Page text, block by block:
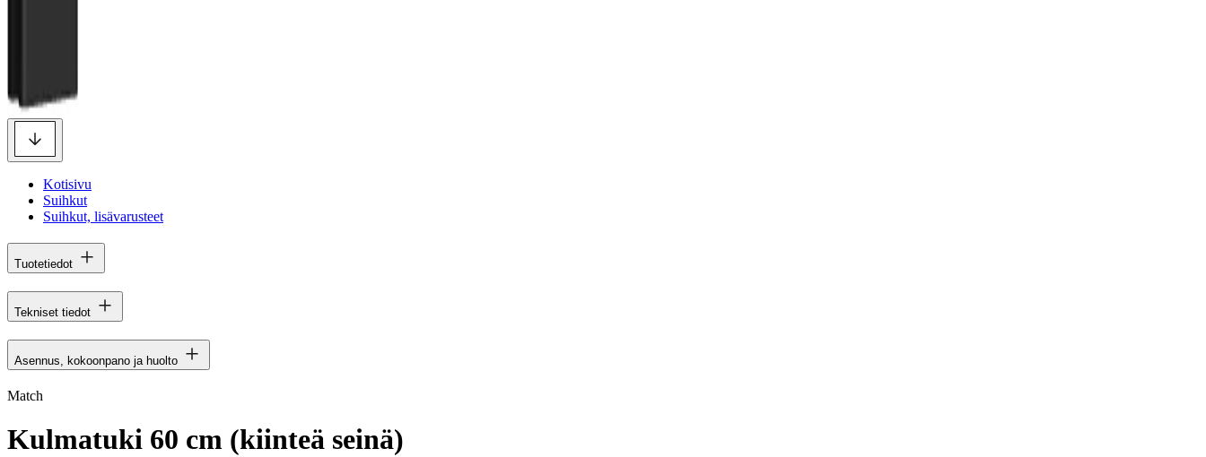
Kotisivu
Suihkut
Suihkut, lisävarusteet
Tuotetiedot
Tekniset tiedot
Asennus, kokoonpano ja huolto
Match
Kulmatuki 60 cm (kiinteä seinä)